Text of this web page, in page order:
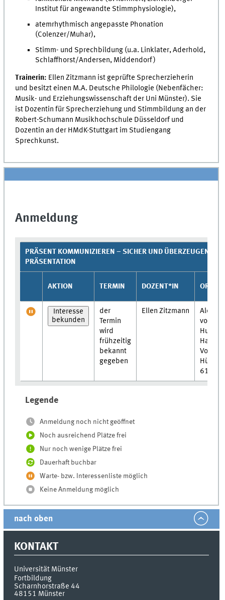
Institut für angewandte Stimmphysiologie),
atemrhythmisch angepasste Phonation
(Colenzer/Muhar),
Stimm- und Sprechbildung (u.a. Linklater, Aderhold,
Schlaffhorst/Andersen, Middendorf)
Trainerin: Ellen Zitzmann ist geprüfte Sprecherzieherin
und besitzt einen M.A. Deutsche Philologie (Nebenfächer:
Musik- und Erziehungswissenschaft der Uni Münster). Sie
ist Dozentin für Sprecherziehung und Stimmbildung an der
Robert-Schumann Musikhochschule Düsseldorf und
Dozentin an der HMdK-Stuttgart im Studiengang
Sprechkunst.
Anmeldung
PRÄSENT KOMMUNIZIEREN – SICHER UND ÜBERZEUGEND
PRÄSENTATION
AKTION TERMIN DOZENT*IN ORT/
Interesse
bekunden
der
Termin
wird
frühzeitig
bekannt
gegeben
Ellen Zitzmann
von-
Haus,
61
Legende
Anmeldung noch nicht geöffnet
Noch ausreichend Plätze frei
Nur noch wenige Plätze frei
Dauerhaft buchbar
Warte- bzw. Interessenliste möglich
Keine Anmeldung möglich
nach oben
KONTAKT
Universität Münster
Fortbildung
Scharnhorstraße 44
48151 Münster